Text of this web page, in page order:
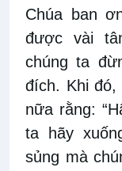
Chúa ban
được vài
chúng ta
đích. Khi đó,
nữa rằng:
ta hãy
sủng mà